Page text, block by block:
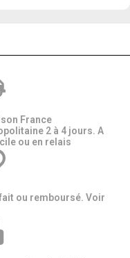
France
2 à 4 jours. A
ou en relais​​
ou remboursé. Voir